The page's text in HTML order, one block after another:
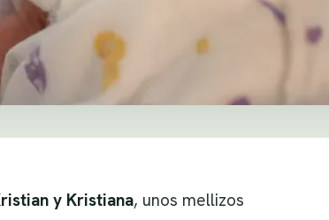
y Kristiana, unos mellizos